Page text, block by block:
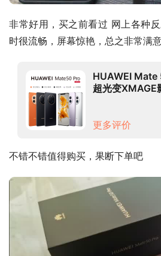
非常好用，买之前看过 网上各种
时很流畅，屏幕惊艳，总之非常满
HUAWEI Mate
超光变XMAGE
更多评价
不错不错值得购买，果断下单吧